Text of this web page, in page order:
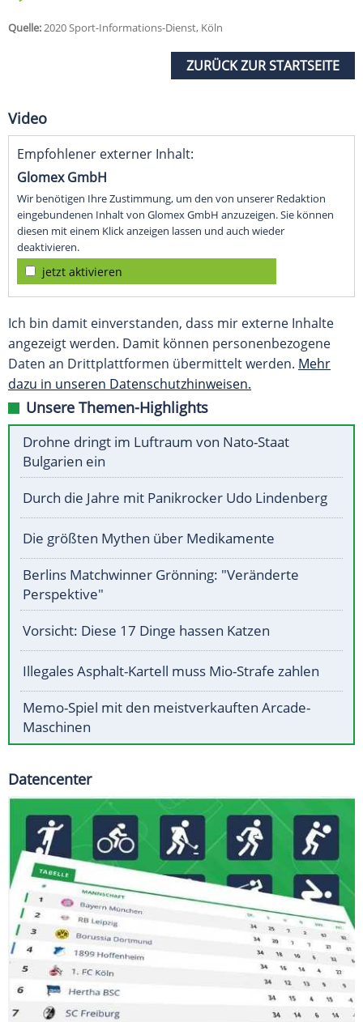
Quelle:2020 Sport-Informations-Dienst, Köln
ZURÜCK ZUR STARTSEITE
Video
Empfohlener externer Inhalt:
Glomex GmbH
Wir benötigen Ihre Zustimmung, um den von unserer Redaktion
eingebundenen Inhalt von Glomex GmbH anzuzeigen. Sie können
diesen mit einem Klick anzeigen lassen und auch wieder
deaktivieren.
jetzt aktivieren
Ich bin damit einverstanden, dass mir externe Inhalte
angezeigt werden. Damit können personenbezogene
Daten an Drittplattformen übermittelt werden. Mehr
dazu in unseren Datenschutzhinweisen.
Unsere Themen-Highlights
Drohne dringt im Luftraum von Nato-Staat
Bulgarien ein
Durch die Jahre mit Panikrocker Udo Lindenberg
Die größten Mythen über Medikamente
Berlins Matchwinner Grönning: "Veränderte
Perspektive"
Vorsicht: Diese 17 Dinge hassen Katzen
Illegales Asphalt-Kartell muss Mio-Strafe zahlen
Memo-Spiel mit den meistverkauften Arcade-
Maschinen
Datencenter